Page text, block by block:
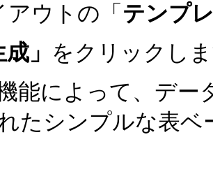
アウトの「 テンプ
成」 をクリックし
能によって、デ
たシンプルな表